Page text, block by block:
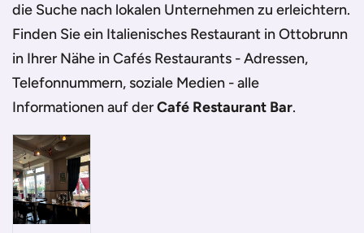
die Suche nach lokalen Unternehmen zu erleichtern.
Finden Sie ein Italienisches Restaurant in Ottobrunn
in Ihrer Nähe in Cafés Restaurants - Adressen,
Telefonnummern, soziale Medien - alle
Informationen auf derCafé Restaurant Bar.